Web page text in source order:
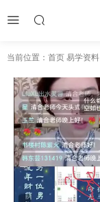
当前位置： 首页 易学资料